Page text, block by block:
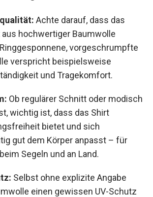
Achte darauf, dass das
hochwertiger Baumwolle
vorgeschrumpfte
verspricht beispielsweise
und Tragekomfort.
Ob regulärer Schnitt oder modisch
wichtig ist, dass das Shirt
bietet und sich
gut dem Körper anpasst – für
Segeln und an Land.
Selbst ohne explizite Angabe
einen gewissen UV-Schutz